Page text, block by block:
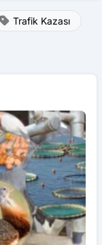
Trafik Kazası